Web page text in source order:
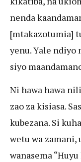
nenda
[mtakazotumia]
yenu. Yale ndiyo
siyo
Ni hawa hawa
zao za kisiasa.
kubezana. Si
wetu wa zamani,
wanasema